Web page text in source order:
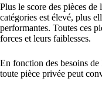
Plus le score des pièces de
catégories est élevé, plus
performantes. Toutes ces
forces et leurs faiblesses.
En fonction des besoins
toute pièce privée peut